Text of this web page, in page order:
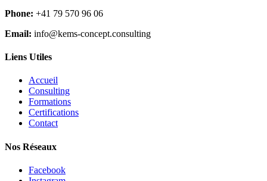
Phone: +41 79 570 96 06
Email: info@kems-concept.consulting
Liens Utiles
Accueil
Consulting
Formations
Certifications
Contact
Nos Réseaux
Facebook